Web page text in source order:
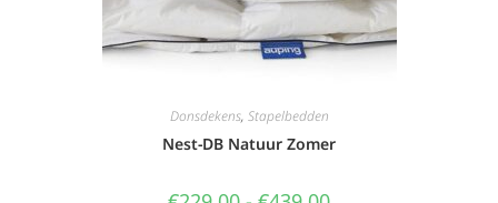
Donsdekens, Stapelbedden
Nest-DB Natuur Zomer